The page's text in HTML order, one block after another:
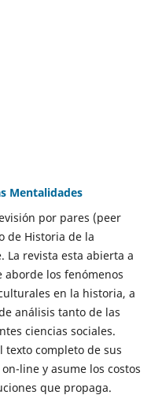
Mentalidades
por pares (peer
de Historia de la
La revista esta abierta a
los fenómenos
en la historia, a
análisis tanto de las
ciencias sociales.
texto completo de sus
line y asume los costos
que propaga.